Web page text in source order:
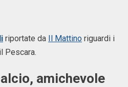
riportate da Il Mattino riguardi i
Pescara.
amichevole